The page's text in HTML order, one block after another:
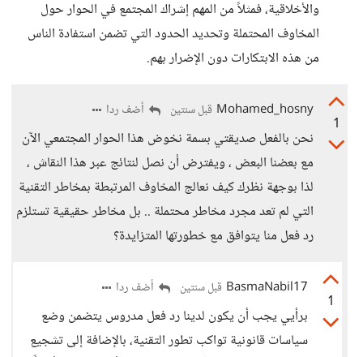
والأخلاقية، فمثلاً من المهم إشراك المجتمع في الحوار حول
المخاوف المحتملة وتحديد الحدود التي تضمن استفادة الناس
من هذه الابتكارات دون الإضرار بهم.
1
Mohamed_hosny قبل سنتين أضف ردا
نحن بالفعل صديقتي بسمة نخوض هذا الحوار المجتمعي الآن
مع بعضنا البعض ، ويفترض أن نصل لنتائج عبر هذا النقاش ،
لذا بوجهة نظرك كيف نعالج المخاوف المرتبطة بمخاطر التقنية
التي لم تعد مجرد مخاطر محتملة .. بل مخاطر حقيقية تستلزم
رد فعل منا يتوافق مع خطورتها المتزايدة؟
1
BasmaNabil17 قبل سنتين أضف ردا
برأيي يجب أن يكون لدينا رد فعل مدروس يتضمن وضع
سياسات قانونية تواكب تطور التقنية، بالإضافة إلى تشجيع